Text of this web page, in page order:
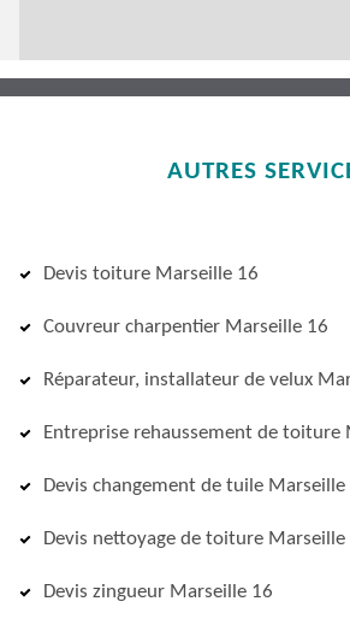
AUTRES
Devis toiture Marseille 16
Couvreur charpentier Marseille 16
Réparateur, installateur de velux
Entreprise rehaussement de toiture
Devis changement de tuile Marseille
Devis nettoyage de toiture Marseille
Devis zingueur Marseille 16